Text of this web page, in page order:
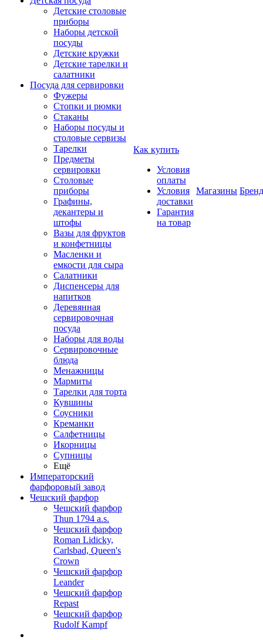
Детские столовые
приборы
Наборы детской
посуды
Детские кружки
Детские тарелки и
салатники
Посуда для сервировки
Фужеры
Стопки и рюмки
Стаканы
Наборы посуды и
столовые сервизы
Тарелки
Предметы
сервировки
Столовые
приборы
Графины,
декантеры и
штофы
Вазы для фруктов
и конфетницы
Масленки и
емкости для сыра
Салатники
Диспенсеры для
напитков
Деревянная
сервировочная
посуда
Наборы для воды
Сервировочные
блюда
Менажницы
Мармиты
Тарелки для торта
Кувшины
Соусники
Креманки
Салфетницы
Икорницы
Супницы
Ещё
Императорский
фарфоровый завод
Чешский фарфор
Чешский фарфор
Thun 1794 a.s.
Чешский фарфор
Roman Lidicky,
Carlsbad, Queen's
Crown
Чешский фарфор
Leander
Чешский фарфор
Repast
Чешский фарфор
Rudolf Kampf
Как купить
Условия
оплаты
Условия
доставки
Гарантия
на товар
Магазины